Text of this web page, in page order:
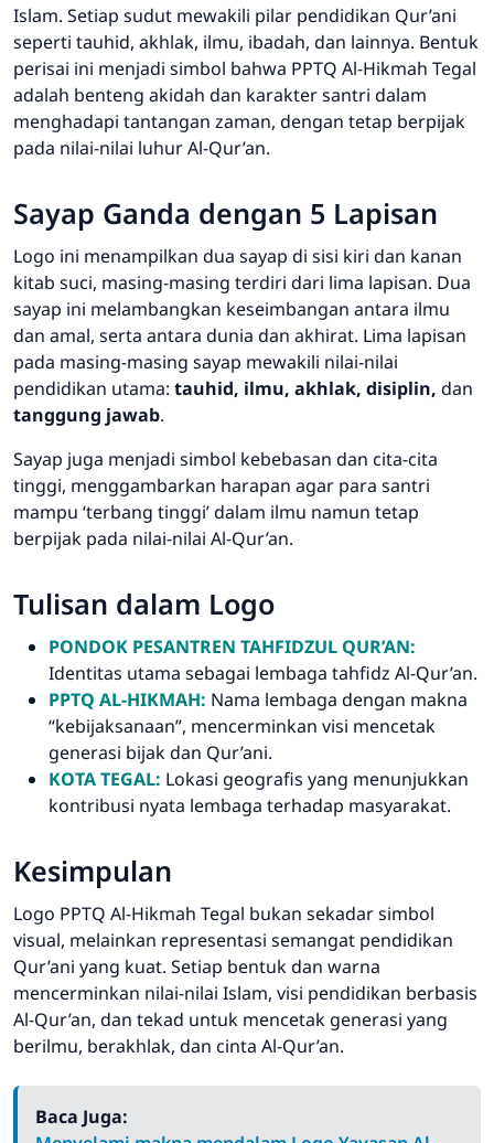
Islam. Setiap sudut mewakili pilar pendidikan Qur’ani
seperti tauhid, akhlak, ilmu, ibadah, dan lainnya. Bentuk
perisai ini menjadi simbol bahwa PPTQ Al-Hikmah Tegal
adalah benteng akidah dan karakter santri dalam
menghadapi tantangan zaman, dengan tetap berpijak
pada nilai-nilai luhur Al-Qur’an.
Sayap Ganda dengan 5 Lapisan
Logo ini menampilkan dua sayap di sisi kiri dan kanan
kitab suci, masing-masing terdiri dari lima lapisan. Dua
sayap ini melambangkan keseimbangan antara ilmu
dan amal, serta antara dunia dan akhirat. Lima lapisan
pada masing-masing sayap mewakili nilai-nilai
pendidikan utama: tauhid, ilmu, akhlak, disiplin, dan
tanggung jawab.
Sayap juga menjadi simbol kebebasan dan cita-cita
tinggi, menggambarkan harapan agar para santri
mampu ‘terbang tinggi’ dalam ilmu namun tetap
berpijak pada nilai-nilai Al-Qur’an.
Tulisan dalam Logo
PONDOK PESANTREN TAHFIDZUL QUR’AN:
Identitas utama sebagai lembaga tahfidz Al-Qur’an.
PPTQ AL-HIKMAH: Nama lembaga dengan makna
“kebijaksanaan”, mencerminkan visi mencetak
generasi bijak dan Qur’ani.
KOTA TEGAL: Lokasi geografis yang menunjukkan
kontribusi nyata lembaga terhadap masyarakat.
Kesimpulan
Logo PPTQ Al-Hikmah Tegal bukan sekadar simbol
visual, melainkan representasi semangat pendidikan
Qur’ani yang kuat. Setiap bentuk dan warna
mencerminkan nilai-nilai Islam, visi pendidikan berbasis
Al-Qur’an, dan tekad untuk mencetak generasi yang
berilmu, berakhlak, dan cinta Al-Qur’an.
Baca Juga: